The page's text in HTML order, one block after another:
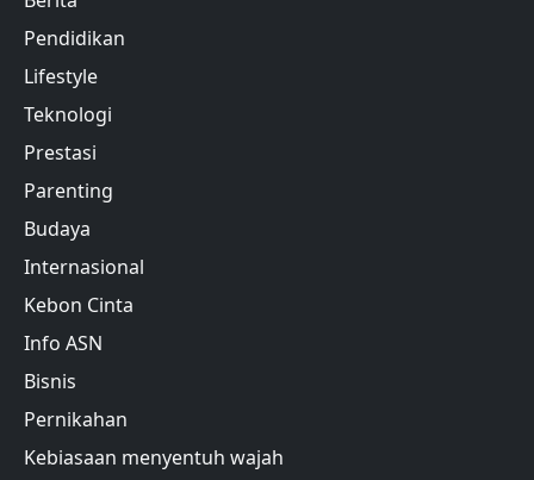
Pendidikan
Lifestyle
Teknologi
Prestasi
Parenting
Budaya
Internasional
Kebon Cinta
Info ASN
Bisnis
Pernikahan
Kebiasaan menyentuh wajah